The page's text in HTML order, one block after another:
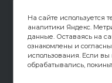
Вся предоставленная
цен, носит
публичной офертой,
(2) ГК РФ.
может быть
На сайте используется
аналитики Яндекс.
данные. Оставаясь на
ознакомлены и
использования. Если
обрабатывались,